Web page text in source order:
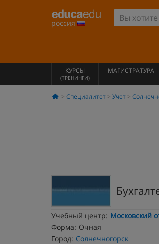
россия
КУРСЫ
(ТРЕНИНГИ)
МАГИСТРАТУРА
Специалитет Учет
Учебный центр: Московский
Форма: Очная
Город: Солнечногорск